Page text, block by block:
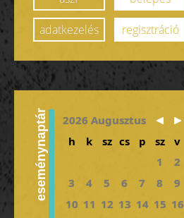
adatkezelés
regisztráció
eseménynaptár
2026 Augusztus
h
k sz cs p sz
v
1
2
3
4 5 6 7 8
9
10 11 12 13 14 15 16